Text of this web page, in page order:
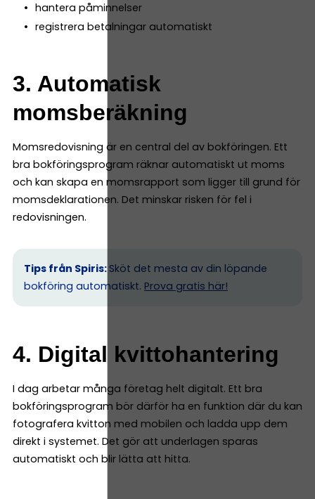
hantera påminnelser
registrera betalningar automatiskt
3. Automatisk
momsberäkning
Momsredovisning är en central del av bokföringen. Ett
bra bokföringsprogram räknar automatiskt ut moms
och kan skapa en momsrapport som ligger till grund för
momsdeklarationen. Det minskar risken för fel i
redovisningen.
Tips från Spiris: Sköt det mesta av din löpande
bokföring automatiskt. Prova gratis här!
4. Digital kvittohantering
I dag arbetar många företag helt digitalt. Ett bra
bokföringsprogram bör därför ha en funktion där du kan
fotografera kvitton med mobilen och ladda upp dem
direkt i systemet. Det gör att underlagen sparas
automatiskt och blir lätta att hitta.